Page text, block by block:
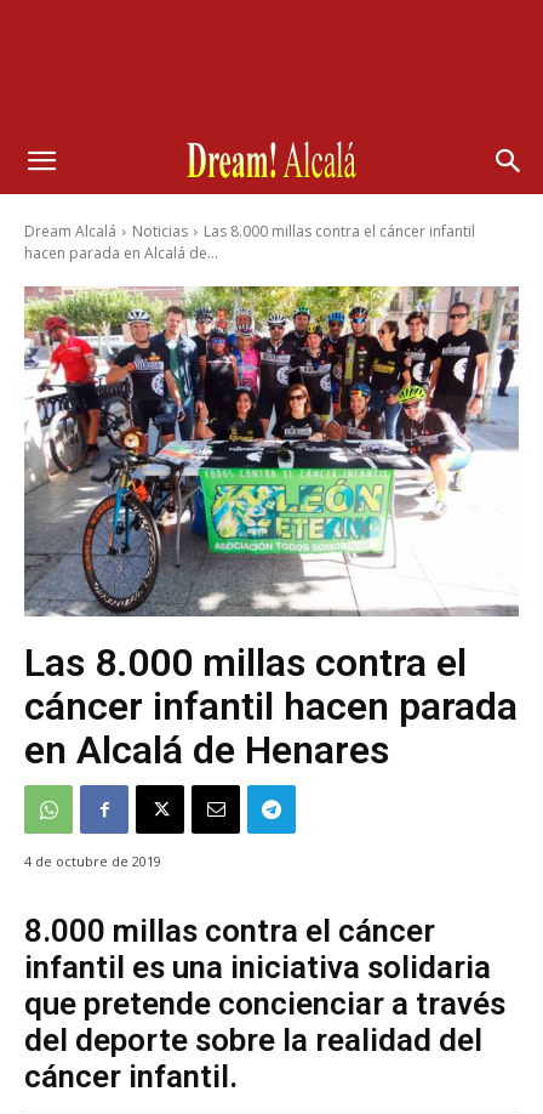
Dream Alcalá Noticias
Las 8.000 millas contra el cáncer infantil
hacen parada en Alcalá de...
Las 8.000 millas contra el
cáncer infantil hacen parada
en Alcalá de Henares
4 de octubre de 2019
8.000 millas contra el cáncer
infantil es una iniciativa solidaria
que pretende concienciar a través
del deporte sobre la realidad del
cáncer infantil.